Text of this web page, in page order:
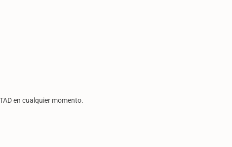
en cualquier momento.